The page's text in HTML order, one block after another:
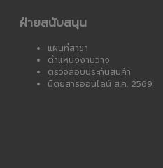
ฝ่ายสนับสนุน
แผนที่สาขา
ตำแหน่งงานว่าง
ตรวจสอบประกันสินค้า
นิตยสารออนไลน์ ส.ค. 2569